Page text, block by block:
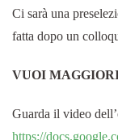
Ci sarà una
fatta dopo un
VUOI
Guarda il video
https://